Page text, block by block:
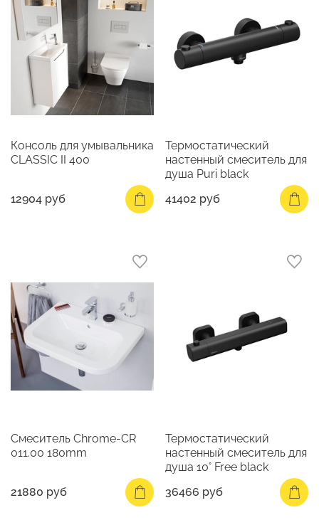
Консоль для умывальника
CLASSIC II 400
12904 руб
Термостатический
настенный смеситель для
душа Puri black
41402 руб
Смеситель Chrome-CR
011.00 180mm
21880 руб
Термостатический
настенный смеситель для
душа 10° Free black
36466 руб